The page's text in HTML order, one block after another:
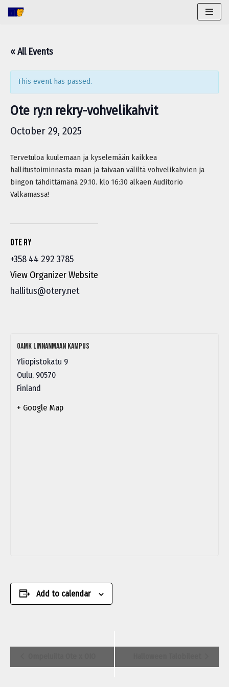
content
« All Events
This event has passed.
Ote ry:n rekry-vohvelikahvit
October 29, 2025
Tervetuloa kuulemaan ja kyselemään kaikkea
hallitustoiminnasta maan ja taivaan väliltä vohvelikahvien ja
bingon tähdittämänä 29.10. klo 16:30 alkaen Auditorio
Valkamassa!
Ote ry
+358 44 292 3785
View Organizer Website
hallitus@otery.net
Oamk Linnanmaan kampus
Yliopistokatu 9
Oulu, 90570
Finland
+ Google Map
Add to calendar
Navigation